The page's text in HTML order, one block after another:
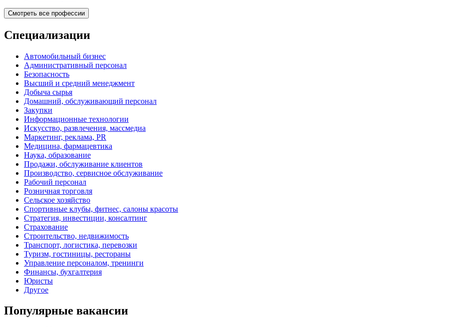
Смотреть все профессии
Специализации
Автомобильный бизнес
Административный персонал
Безопасность
Высший и средний менеджмент
Добыча сырья
Домашний, обслуживающий персонал
Закупки
Информационные технологии
Искусство, развлечения, массмедиа
Маркетинг, реклама, PR
Медицина, фармацевтика
Наука, образование
Продажи, обслуживание клиентов
Производство, сервисное обслуживание
Рабочий персонал
Розничная торговля
Сельское хозяйство
Спортивные клубы, фитнес, салоны красоты
Стратегия, инвестиции, консалтинг
Страхование
Строительство, недвижимость
Транспорт, логистика, перевозки
Туризм, гостиницы, рестораны
Управление персоналом, тренинги
Финансы, бухгалтерия
Юристы
Другое
Популярные вакансии